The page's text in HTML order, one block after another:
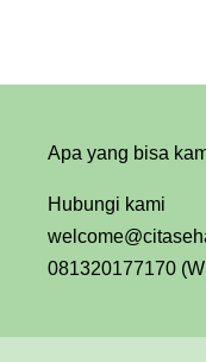
Apa yang bisa
Hubungi kami
081320177170